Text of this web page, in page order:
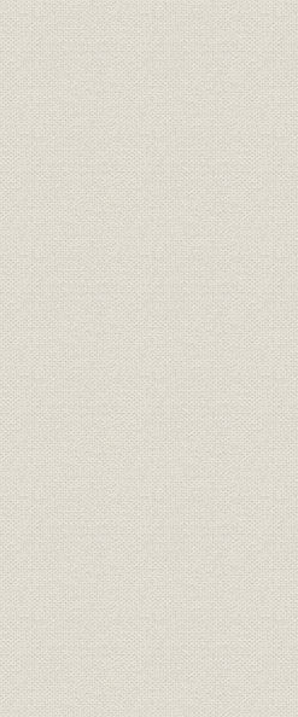
暗
時代)―1978年6月~1985年6月―
ト
力
代
索
算処理
応
示